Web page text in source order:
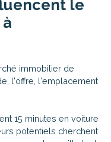
le
immobilier de
l'offre, l'emplacement
15 minutes en voiture
potentiels cherchent